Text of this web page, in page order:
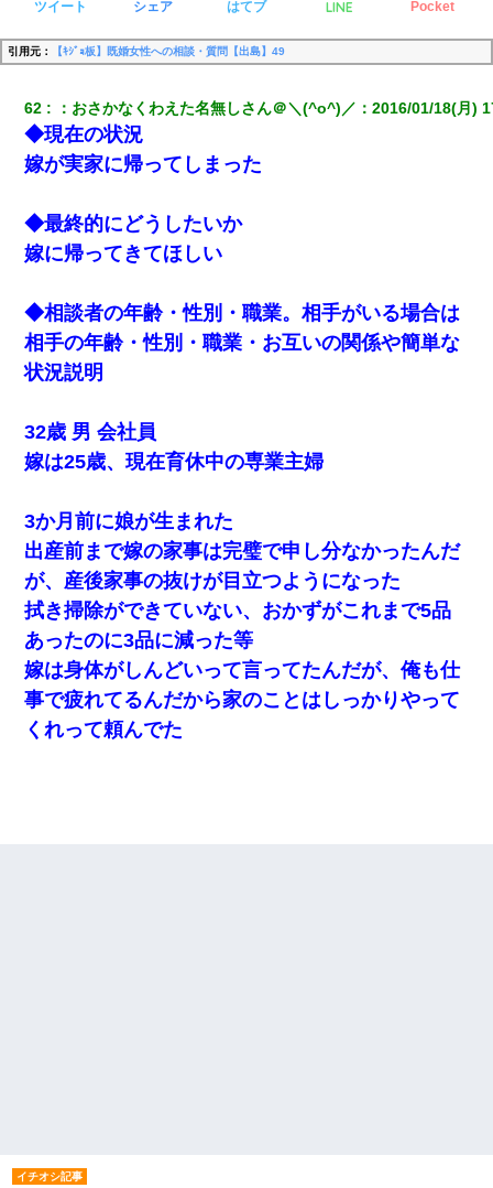
ツイート シェア はてブ LINE Pocket
引用元： 【ｷｼﾞｮ板】既婚女性への相談・質問【出島】49
62 ： おさかなくわえた名無しさん＠＼(^o^)／ ：2016/01/18(月)
◆現在の状況
嫁が実家に帰ってしまった
◆最終的にどうしたいか
嫁に帰ってきてほしい
◆相談者の年齢・性別・職業。相手がいる場合は
相手の年齢・性別・職業・お互いの関係や簡単な
状況説明
32歳 男 会社員
嫁は25歳、現在育休中の専業主婦
3か月前に娘が生まれた
出産前まで嫁の家事は完璧で申し分なかったんだ
が、産後家事の抜けが目立つようになった
拭き掃除ができていない、おかずがこれまで5品
あったのに3品に減った等
嫁は身体がしんどいって言ってたんだが、俺も仕
事で疲れてるんだから家のことはしっかりやって
くれって頼んでた